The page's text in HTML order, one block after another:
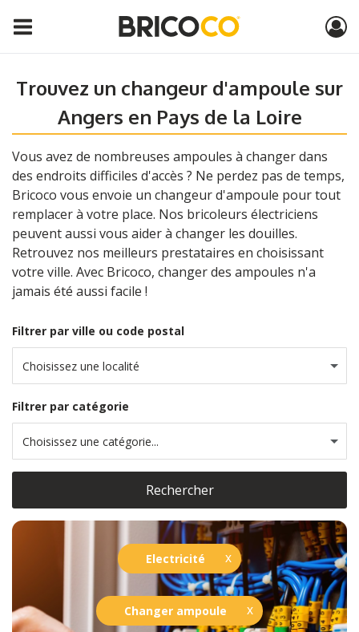
Electricité
Changer ampoule
Trouvez un changeur d'ampoule sur
Angers en Pays de la Loire
Vous avez de nombreuses ampoules à changer dans
des endroits difficiles d'accès ? Ne perdez pas de temps,
Bricoco vous envoie un changeur d'ampoule pour tout
remplacer à votre place. Nos bricoleurs électriciens
peuvent aussi vous aider à changer les douilles.
Retrouvez nos meilleurs prestataires en choisissant
votre ville. Avec Bricoco, changer des ampoules n'a
jamais été aussi facile !
Filtrer par ville ou code postal
Choisissez une localité
Filtrer par catégorie
Choisissez une catégorie...
Rechercher